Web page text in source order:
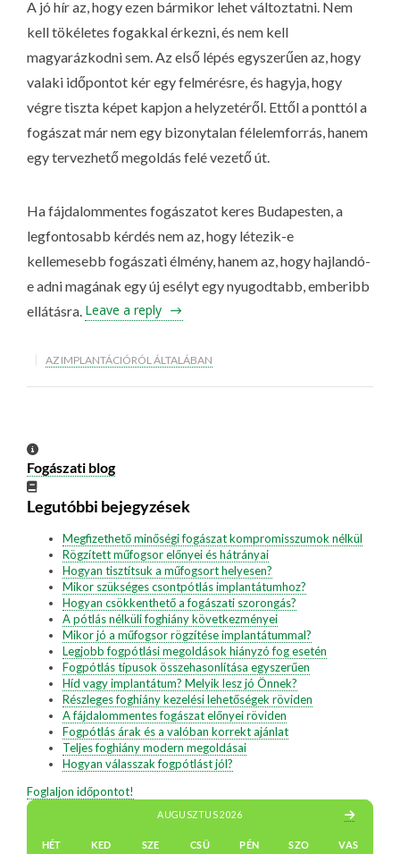
A jó hír az, hogy ezen bármikor lehet változtatni. Nem
kell tökéletes fogakkal érkezni, és nem kell
magyarázkodni sem. Az első lépés egyszerűen az, hogy
valaki időpontot kér egy felmérésre, és hagyja, hogy
végre tiszta képet kapjon a helyzetéről. Ettől a ponttól a
fogászat már nem egy bizonytalan félelemforrás, hanem
egy tervezhető megoldás felé vezető út.
Ha fájdalommentes fogászatot keres Budapesten, a
legfontosabb kérdés nem az, hogy létezik-e
kellemesebb fogászati élmény, hanem az, hogy hajlandó-
e adni magának egy új esélyt egy nyugodtabb, emberibb
ellátásra. Leave a reply
AZ IMPLANTÁCIÓRÓL ÁLTALÁBAN
Fogászati blog
Legutóbbi bejegyzések
Megfizethető minőségi fogászat kompromisszumok nélkül
Rögzített műfogsor előnyei és hátrányai
Hogyan tisztítsuk a műfogsort helyesen?
Mikor szükséges csontpótlás implantátumhoz?
Hogyan csökkenthető a fogászati szorongás?
A pótlás nélküli foghiány következményei
Mikor jó a műfogsor rögzítése implantátummal?
Legjobb fogpótlási megoldások hiányzó fog esetén
Fogpótlás típusok összehasonlítása egyszerűen
Híd vagy implantátum? Melyik lesz jó Önnek?
Részleges foghiány kezelési lehetőségek röviden
A fájdalommentes fogászat előnyei röviden
Fogpótlás árak és a valóban korrekt ajánlat
Teljes foghiány modern megoldásai
Hogyan válasszak fogpótlást jól?
Foglaljon időpontot!
AUGUSZTUS 2026
HÉT KED SZE CSÜ PÉN SZO VAS